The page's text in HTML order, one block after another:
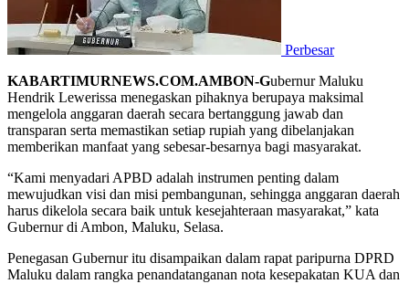
Perbesar
KABARTIMURNEWS.COM.AMBON-Gubernur Maluku
Hendrik Lewerissa menegaskan pihaknya berupaya maksimal
mengelola anggaran daerah secara bertanggung jawab dan
transparan serta memastikan setiap rupiah yang dibelanjakan
memberikan manfaat yang sebesar-besarnya bagi masyarakat.
“Kami menyadari APBD adalah instrumen penting dalam
mewujudkan visi dan misi pembangunan, sehingga anggaran daerah
harus dikelola secara baik untuk kesejahteraan masyarakat,” kata
Gubernur di Ambon, Maluku, Selasa.
Penegasan Gubernur itu disampaikan dalam rapat paripurna DPRD
Maluku dalam rangka penandatanganan nota kesepakatan KUA dan